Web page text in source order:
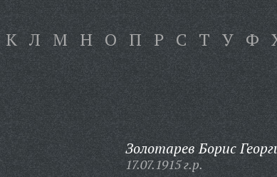
К Л М Н О П Р С Т У Ф
Золотарев Борис
17.07.1915 г.р.